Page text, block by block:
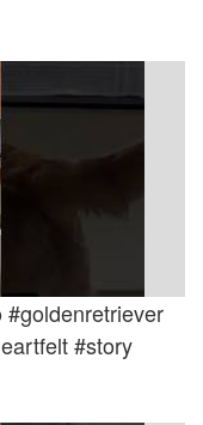
#story